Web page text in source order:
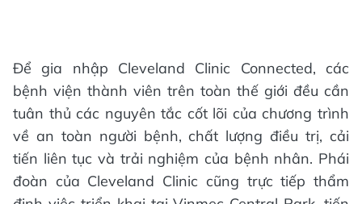
Để gia nhập Cleveland Clinic Connected, các
bệnh viện thành viên trên toàn thế giới đều cần
tuân thủ các nguyên tắc cốt lõi của chương trình
về an toàn người bệnh, chất lượng điều trị, cải
tiến liên tục và trải nghiệm của bệnh nhân. Phái
đoàn của Cleveland Clinic cũng trực tiếp thẩm